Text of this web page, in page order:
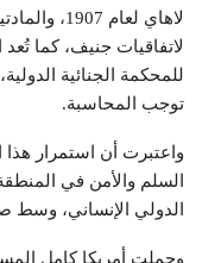
للمحكمة الجنائية
توجب المحاسبة.
واعتبرت أن استمرار
السلم والأمن في
الدولي الإنساني،
وحملت أمريكا كامل